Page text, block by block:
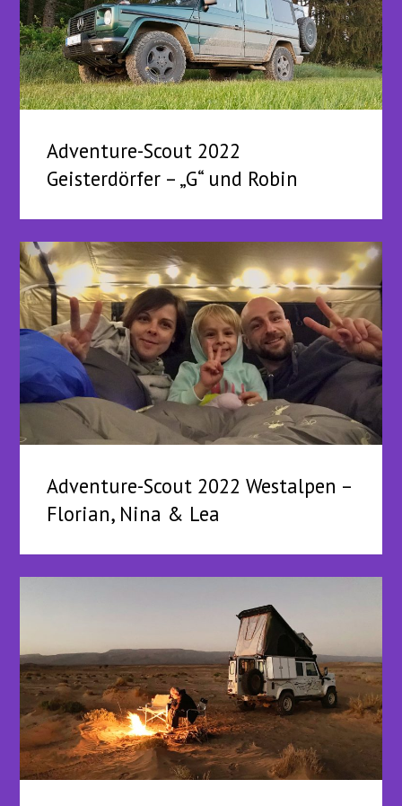
Adventure-Scout 2022
Geisterdörfer – „G“ und Robin
Adventure-Scout 2022 Westalpen –
Florian, Nina & Lea